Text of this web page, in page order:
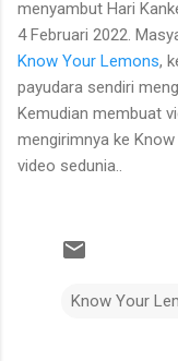
menyambut Hari
4 Februari 2022.
Know Your Lemons,
payudara sendiri
Kemudian membuat
mengirimnya ke
video sedunia..
Know Your